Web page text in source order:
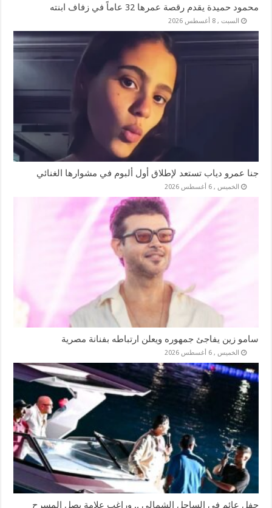
محمود حميدة يقدم رقصة عمرها 32 عاماً في زفاف ابنته
السبت , 8 أغسطس 2026
جنا عمرو دياب تستعد لإطلاق أول ألبوم في مشوارها الغنائي
الخميس , 6 أغسطس 2026
سامو زين يفاجئ جمهوره ويعلن ارتباطه بفنانة مصرية
الخميس , 6 أغسطس 2026
حفل عائم في الساحل الشمالي .. وراغب علامة يصل المسرح